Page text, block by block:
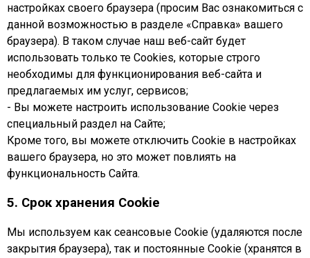
настройках своего браузера (просим Вас ознакомиться с
данной возможностью в разделе «Справка» вашего
браузера). В таком случае наш веб-сайт будет
использовать только те Cookies, которые строго
необходимы для функционирования веб-сайта и
предлагаемых им услуг, сервисов;
- Вы можете настроить использование Cookie через
специальный раздел на Сайте;
Кроме того, вы можете отключить Cookie в настройках
вашего браузера, но это может повлиять на
функциональность Сайта.
5. Срок хранения Cookie
Мы используем как сеансовые Cookie (удаляются после
закрытия браузера), так и постоянные Cookie (хранятся в